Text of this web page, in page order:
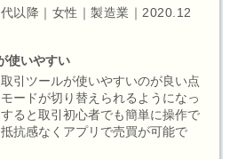
以降｜女性｜製造業｜2020.12
使いやすい
引ツールが使いやすいのが良い点
ードが切り替えられるようになっ
ると取引初心者でも簡単に操作で
抗感なくアプリで売買が可能で